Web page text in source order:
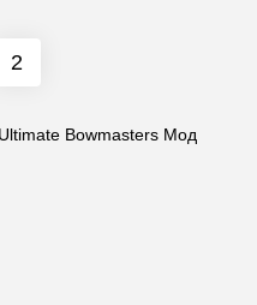
2
Bowmasters Мод